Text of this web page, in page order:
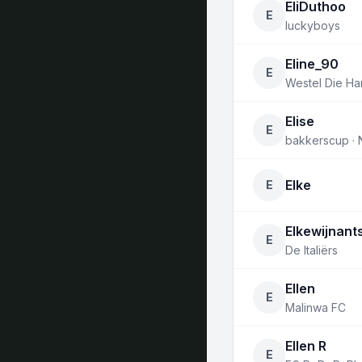
E
EliDuthoo
luckyboys
E
Eline_90
Westel Die
E
Elise
bakkerscup ·
E Elke
E
De Italiërs
E
Ellen
Malinwa FC
E
Ellen R